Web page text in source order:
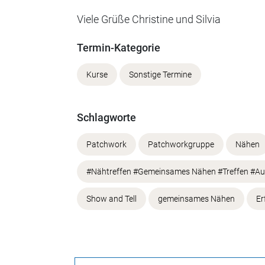
Viele Grüße Christine und Silvia
Termin-Kategorie
Kurse Sonstige Termine
Schlagworte
Patchwork Patchworkgruppe Nähen
#Nähtreffen #Gemeinsames Nähen #Treffen
Show and Tell gemeinsames Nähen